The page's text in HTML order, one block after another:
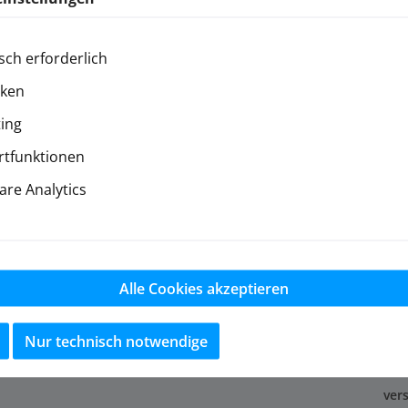
erforderlich
Analytics
Alle Cookies akzeptieren
Nur technisch notwendige